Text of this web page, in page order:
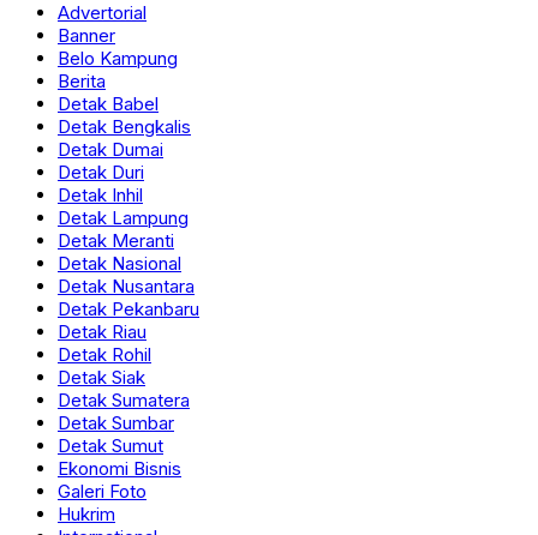
Advertorial
Banner
Belo Kampung
Berita
Detak Babel
Detak Bengkalis
Detak Dumai
Detak Duri
Detak Inhil
Detak Lampung
Detak Meranti
Detak Nasional
Detak Nusantara
Detak Pekanbaru
Detak Riau
Detak Rohil
Detak Siak
Detak Sumatera
Detak Sumbar
Detak Sumut
Ekonomi Bisnis
Galeri Foto
Hukrim